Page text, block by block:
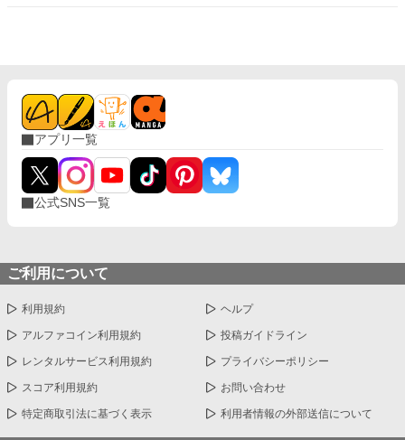
た。俺が渡した指輪を置いて…… ※ストーリーは、ロイスとエア
リーそれぞれの視点で交互に進みます。
アプリ一覧
公式SNS一覧
ご利用について
利用規約 ヘルプ
アルファコイン利用規約 投稿ガイドライン
レンタルサービス利用規約 プライバシーポリシー
スコア利用規約 お問い合わせ
特定商取引法に基づく表示 利用者情報の外部送信について